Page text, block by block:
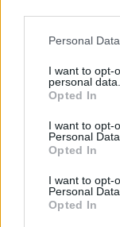
Please note that
not limited to your
grant or deny
use your data for
consent section.
Personal
I want to opt-
personal data.
Opted In
I want to opt-
Personal Data.
Opted In
I want to opt-
Personal
Opted In
Vadas
Bebesi
elején
Názer